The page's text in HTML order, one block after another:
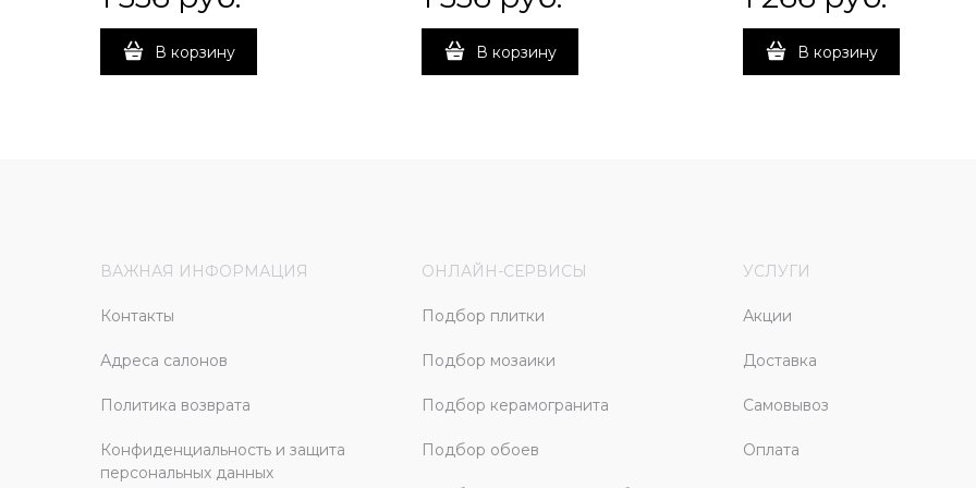
В корзину В корзину В корзину
ВАЖНАЯ ИНФОРМАЦИЯ
Контакты
Адреса салонов
Политика возврата
Конфиденциальность и защита
персональных данных
ОНЛАЙН-СЕРВИСЫ
Подбор плитки
Подбор мозаики
Подбор керамогранита
Подбор обоев
УСЛУГИ
Акции
Доставка
Самовывоз
Оплата